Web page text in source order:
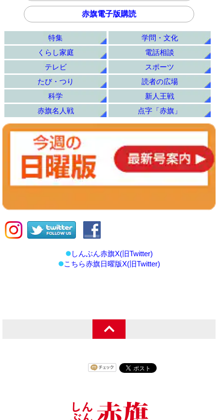
赤旗電子版購読
特集
学問・文化
くらし家庭
電話相談
テレビ
スポーツ
たび・つり
読者の広場
科学
新人王戦
赤旗名人戦
点字「赤旗」
しんぶん赤旗X(旧Twitter)
こちら赤旗日曜版X(旧Twitter)